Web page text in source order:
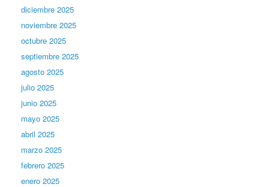
diciembre 2025
noviembre 2025
octubre 2025
septiembre 2025
agosto 2025
julio 2025
junio 2025
mayo 2025
abril 2025
marzo 2025
febrero 2025
enero 2025